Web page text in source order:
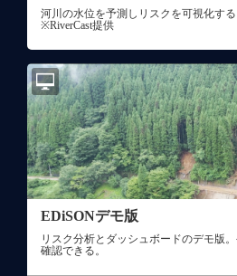
河川の水位を予測しリスクを可視化する
※RiverCast提供
EDiSONデモ版
リスク分析とダッシュボードのデモ版
確認できる。